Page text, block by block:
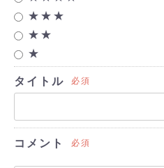
★★★
★★
★
タイトル 必須
コメント 必須